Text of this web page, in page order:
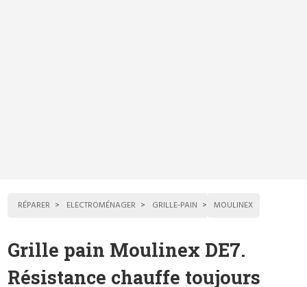
RÉPARER ELECTROMÉNAGER GRILLE-PAIN MOULINEX
Grille pain Moulinex DE7.
Résistance chauffe toujours